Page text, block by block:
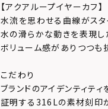
【アクアループイヤーカフ】
水流を思わせる曲線がスタ
水の滑らかな動きを表現し
ボリューム感がありつつも
こだわり
ブランドのアイデンティテ
証明する316Lの素材刻印